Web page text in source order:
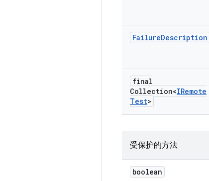
FailureDescription
final
Collection<IRemote
Test>
受保护的方法
boolean